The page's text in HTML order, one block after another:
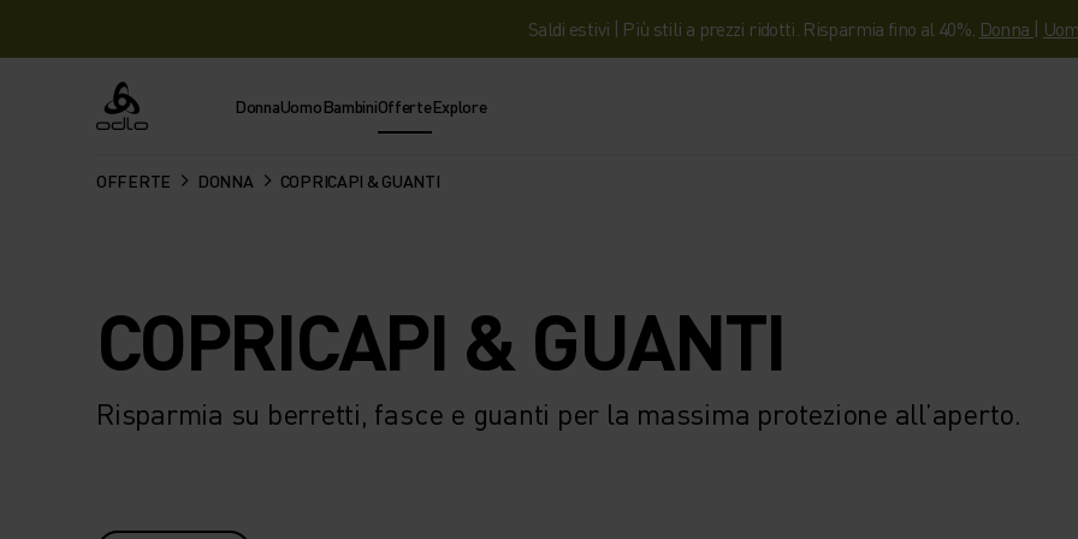
Saldi estivi | Più stili a prezzi ridotti. Risparmia fino al 40%. Donna |
Odlo DonnaUomoBambiniOfferteExplore
OFFERTE DONNA COPRICAPI & GUANTI
COPRICAPI & GUANTI
Risparmia su berretti, fasce e guanti per la massima protezione all’aperto.